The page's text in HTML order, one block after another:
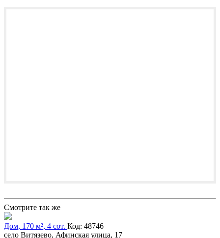
Смотрите так же
Дом, 170 м², 4 сот. Код: 48746
село Витязево, Афинская улица, 17